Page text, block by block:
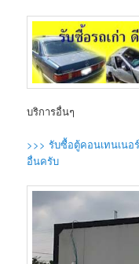
บริการอื่นๆ
>>> รับซื้อตู้คอนเทนเนอ
อื่นครับ